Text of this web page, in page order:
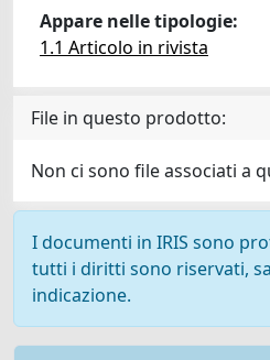
Appare nelle tipologie:
1.1 Articolo in rivista
File in questo prodotto:
Non ci sono file associati a
I documenti in IRIS sono
tutti i diritti sono riservati,
indicazione.